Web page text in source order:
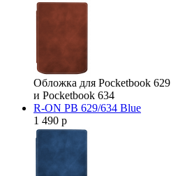
Обложка для Pocketbook 629
и Pocketbook 634
R-ON PB 629/634 Blue
1 490 р